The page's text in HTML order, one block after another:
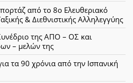
από το 8ο Ελευθεριακό
& Διεθνιστικής Αλληλεγγύης
της ΑΠΟ – ΟΣ και
– μελών της
τα 90 χρόνια από την Ισπανική